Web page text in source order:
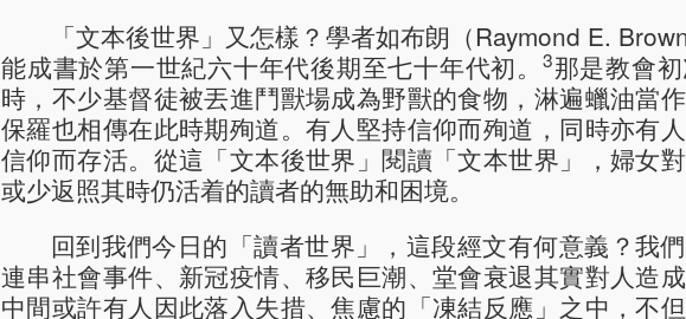
「文本後世界」又怎樣？學者如布朗（Raymond E.
能成書於第一世紀六十年代後期至七十年代初。
3那是教會
時，不少基督徒被丟進鬥獸場成為野獸的食物，淋遍蠟油當
保羅也相傳在此時期殉道。有人堅持信仰而殉道，同時亦有
信仰而存活。從這「文本後世界」閱讀「文本世界」，婦女
或少返照其時仍活着的讀者的無助和困境。
回到我們今日的「讀者世界」，這段經文有何意義？我
連串社會事件、新冠疫情、移民巨潮、堂會衰退其實對人造
中間或許有人因此落入失措、焦慮的「凍結反應」之中，不